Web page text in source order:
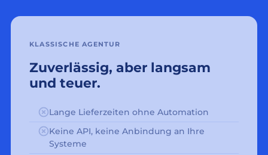
KLASSISCHE AGENTUR
Zuverlässig, aber langsam
und teuer.
Lange Lieferzeiten ohne Automation
Keine API, keine Anbindung an Ihre
Systeme